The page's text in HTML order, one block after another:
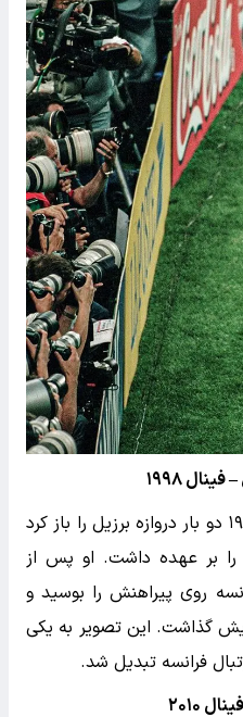
زیدان در فینال جام جهانی ۱۹۹۸ دو بار دروازه برزیل را باز کرد
بر عهده داشت. او پس از
روی پیراهنش را بوسید و
گذاشت. این تصویر به یکی
فرانسه تبدیل شد.